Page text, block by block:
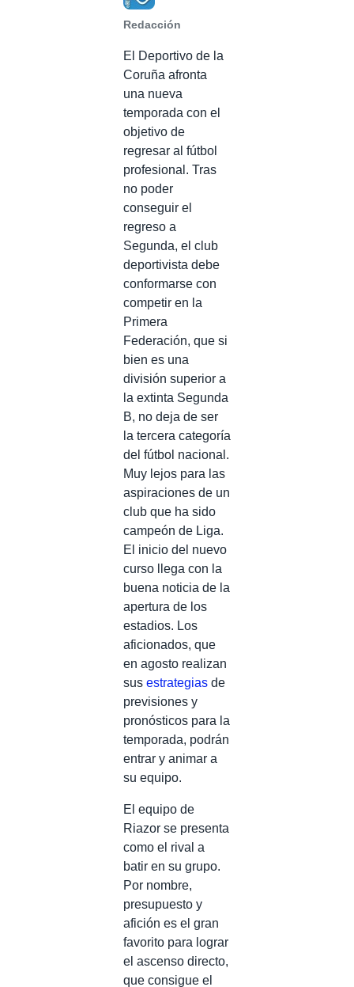
Redacción
El Deportivo de la
Coruña afronta
una nueva
temporada con el
objetivo de
regresar al fútbol
profesional. Tras
no poder
conseguir el
regreso a
Segunda, el club
deportivista debe
conformarse con
competir en la
Primera
Federación, que si
bien es una
división superior a
la extinta Segunda
B, no deja de ser
la tercera categoría
del fútbol nacional.
Muy lejos para las
aspiraciones de un
club que ha sido
campeón de Liga.
El inicio del nuevo
curso llega con la
buena noticia de la
apertura de los
estadios. Los
aficionados, que
en agosto realizan
sus estrategias de
previsiones y
pronósticos para la
temporada, podrán
entrar y animar a
su equipo.
El equipo de
Riazor se presenta
como el rival a
batir en su grupo.
Por nombre,
presupuesto y
afición es el gran
favorito para lograr
el ascenso directo,
que consigue el